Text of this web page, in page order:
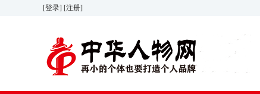
[登录] [注册]